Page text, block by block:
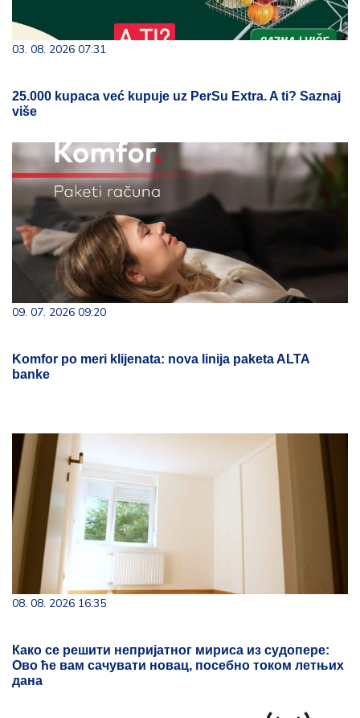
03. 08. 2026 07:31
25.000 kupaca već kupuje uz PerSu Extra. A ti? Saznaj
više
09. 07. 2026 09:20
Komfor po meri klijenata: nova linija paketa ALTA
banke
08. 08. 2026 16:35
Како се решити непријатног мириса из судопере:
Ово ће вам сачувати новац, посебно током летњих
дана